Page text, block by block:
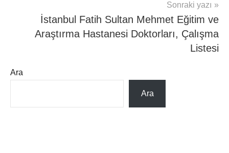
Sonraki yazı
İstanbul Fatih Sultan Mehmet Eğitim ve
Araştırma Hastanesi Doktorları, Çalışma
Listesi
Ara
Ara